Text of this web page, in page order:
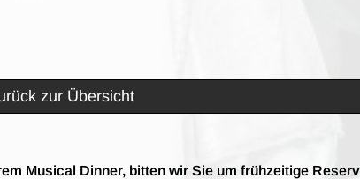
zur Übersicht
Musical Dinner, bitten wir Sie um frühzeitige